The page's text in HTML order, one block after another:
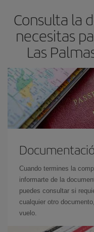
avión más baratos te
las fechas y los horarios
el precio más barato.
Consulta la
necesitas
Las
Cuando termines la
informarte de la
puedes consultar si
cualquier otro
vuelo.